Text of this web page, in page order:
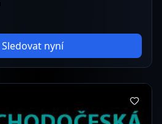
Sledovat nyní